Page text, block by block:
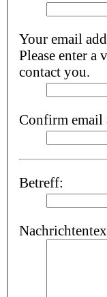
Your email
Please enter a
contact you.
Confirm email
Betreff: